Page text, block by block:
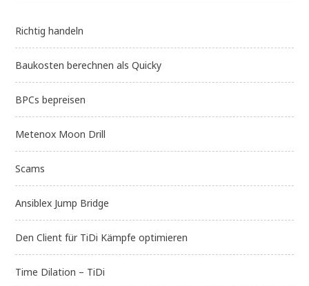
Richtig handeln
Baukosten berechnen als Quicky
BPCs bepreisen
Metenox Moon Drill
Scams
Ansiblex Jump Bridge
Den Client für TiDi Kämpfe optimieren
Time Dilation – TiDi